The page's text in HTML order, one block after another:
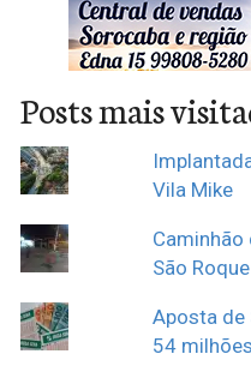
Posts mais
Vila Mike
São Roque
Aposta de
54